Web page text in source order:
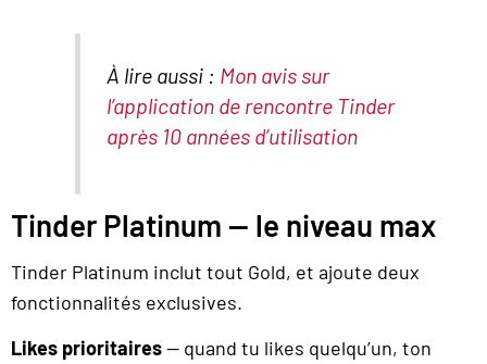
À lire aussi : Mon avis sur
l’application de rencontre Tinder
après 10 années d’utilisation
Tinder Platinum — le niveau max
Tinder Platinum inclut tout Gold, et ajoute deux
fonctionnalités exclusives.
Likes prioritaires— quand tu likes quelqu’un, ton